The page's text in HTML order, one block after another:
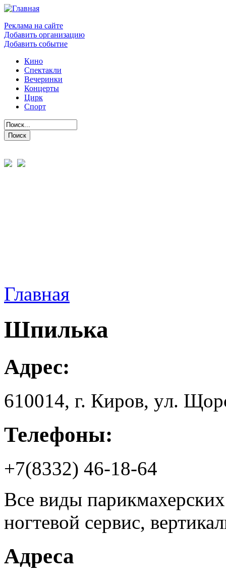
Реклама на сайте
Добавить организацию
Добавить событие
Кино
Спектакли
Вечеринки
Концерты
Цирк
Спорт
Главная
Шпилька
Адрес:
610014, г. Киров, yл.
Телефоны:
+7(8332) 46-18-64
Все виды
ногтевой сервис,
Адреса